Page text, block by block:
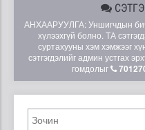
АНХААРУУЛГА: Уншигчдын
хүлээхгүй болно. ТА
суртахууны хэм хэмжээг
сэтгэгдэлийг админ устгах
гомдолыг